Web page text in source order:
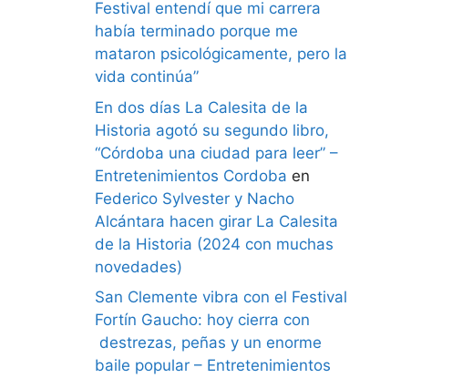
Festival entendí que mi carrera
había terminado porque me
mataron psicológicamente, pero la
vida continúa”
En dos días La Calesita de la
Historia agotó su segundo libro,
“Córdoba una ciudad para leer” –
Entretenimientos Cordoba en
Federico Sylvester y Nacho
Alcántara hacen girar La Calesita
de la Historia (2024 con muchas
novedades)
San Clemente vibra con el Festival
Fortín Gaucho: hoy cierra con
destrezas, peñas y un enorme
baile popular – Entretenimientos